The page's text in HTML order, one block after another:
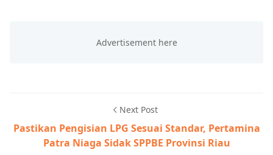
Next Post
Pastikan Pengisian LPG Sesuai Standar, Pertamina
Patra Niaga Sidak SPPBE Provinsi Riau